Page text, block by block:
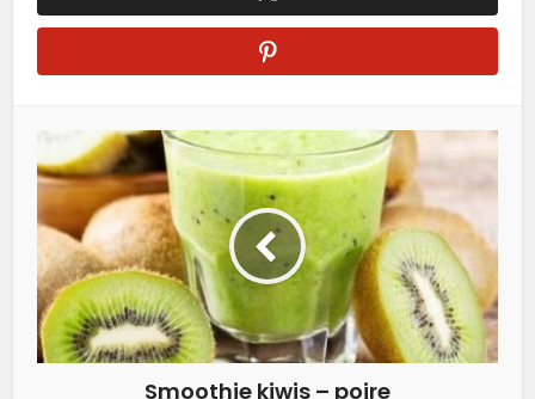
Smoothie kiwis – poire